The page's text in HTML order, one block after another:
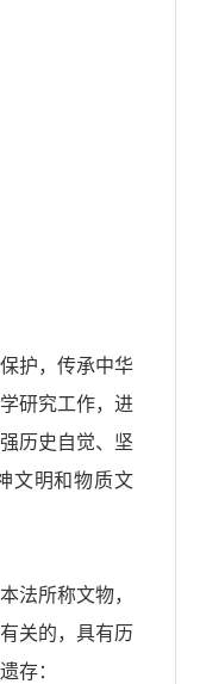
，传承中华
研究工作，进
历史自觉、坚
文明和物质文
所称文物，
关的，具有历
存：